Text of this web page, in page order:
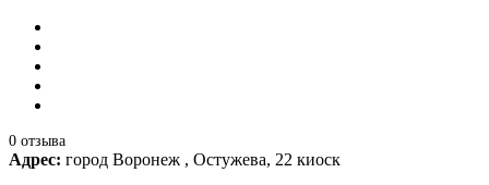
0 отзыва
Адрес: город Воронеж , Остужева, 22 киоск